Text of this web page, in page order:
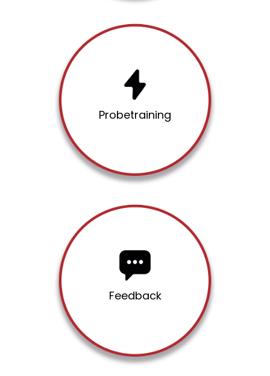
Pro­be­trai­ning
Schnup­pern
Ler­ne un­se­re Trai­ning, un­se­
re Phi­lo­so­phie und das Leh­
Feed­back
Ge­spräch
Wir be­spre­chen dei­ne Zie­le,
Trai­nings­plan, der zu dir